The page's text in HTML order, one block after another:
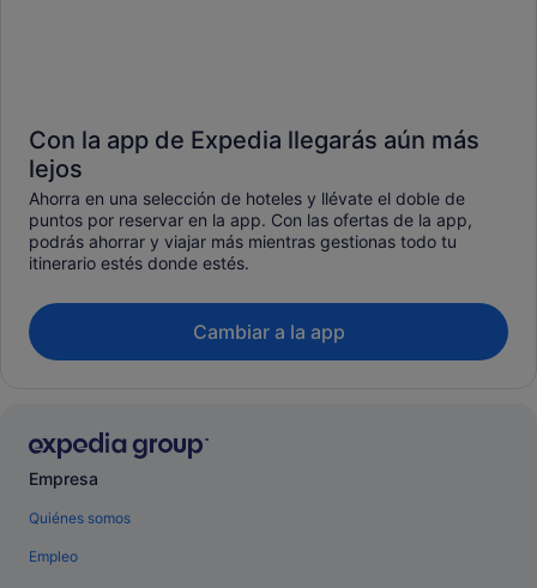
Con la app de Expedia llegarás aún más
lejos
Ahorra en una selección de hoteles y llévate el doble de
puntos por reservar en la app. Con las ofertas de la app,
podrás ahorrar y viajar más mientras gestionas todo tu
itinerario estés donde estés.
Cambiar a la app
Empresa
Quiénes somos
Empleo